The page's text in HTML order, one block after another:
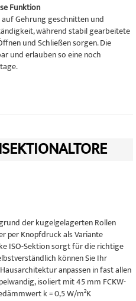
Funktion
Gehrung geschnitten und
während stabil gearbeitete
und Schließen sorgen. Die
und erlauben so eine noch
der kugelgelagerten Rollen
per Knopfdruck als Variante
ISO-Sektion sorgt für die richtige
können Sie Ihr
anpassen in fast allen
isoliert mit 45 mm FCKW-
k = 0,5 W/m²K